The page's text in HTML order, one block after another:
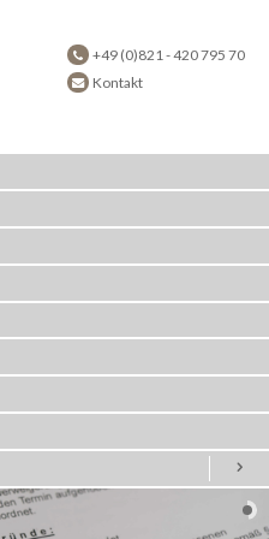
+49 (0)821 - 420 795 70
Kontakt